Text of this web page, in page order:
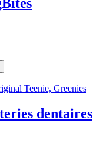
dentaires